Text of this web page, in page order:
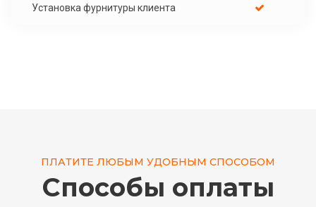
Установка фурнитуры клиента
ПЛАТИТЕ ЛЮБЫМ УДОБНЫМ СПОСОБОМ
Способы оплаты